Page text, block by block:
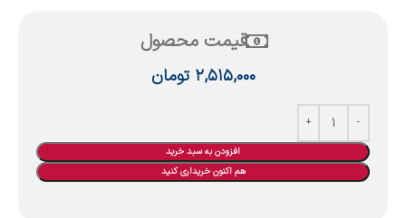
قیمت محصول
۲,۵۱۵,۰۰۰ تومان
افزودن به سبد خرید
هم اکنون خریداری کنید